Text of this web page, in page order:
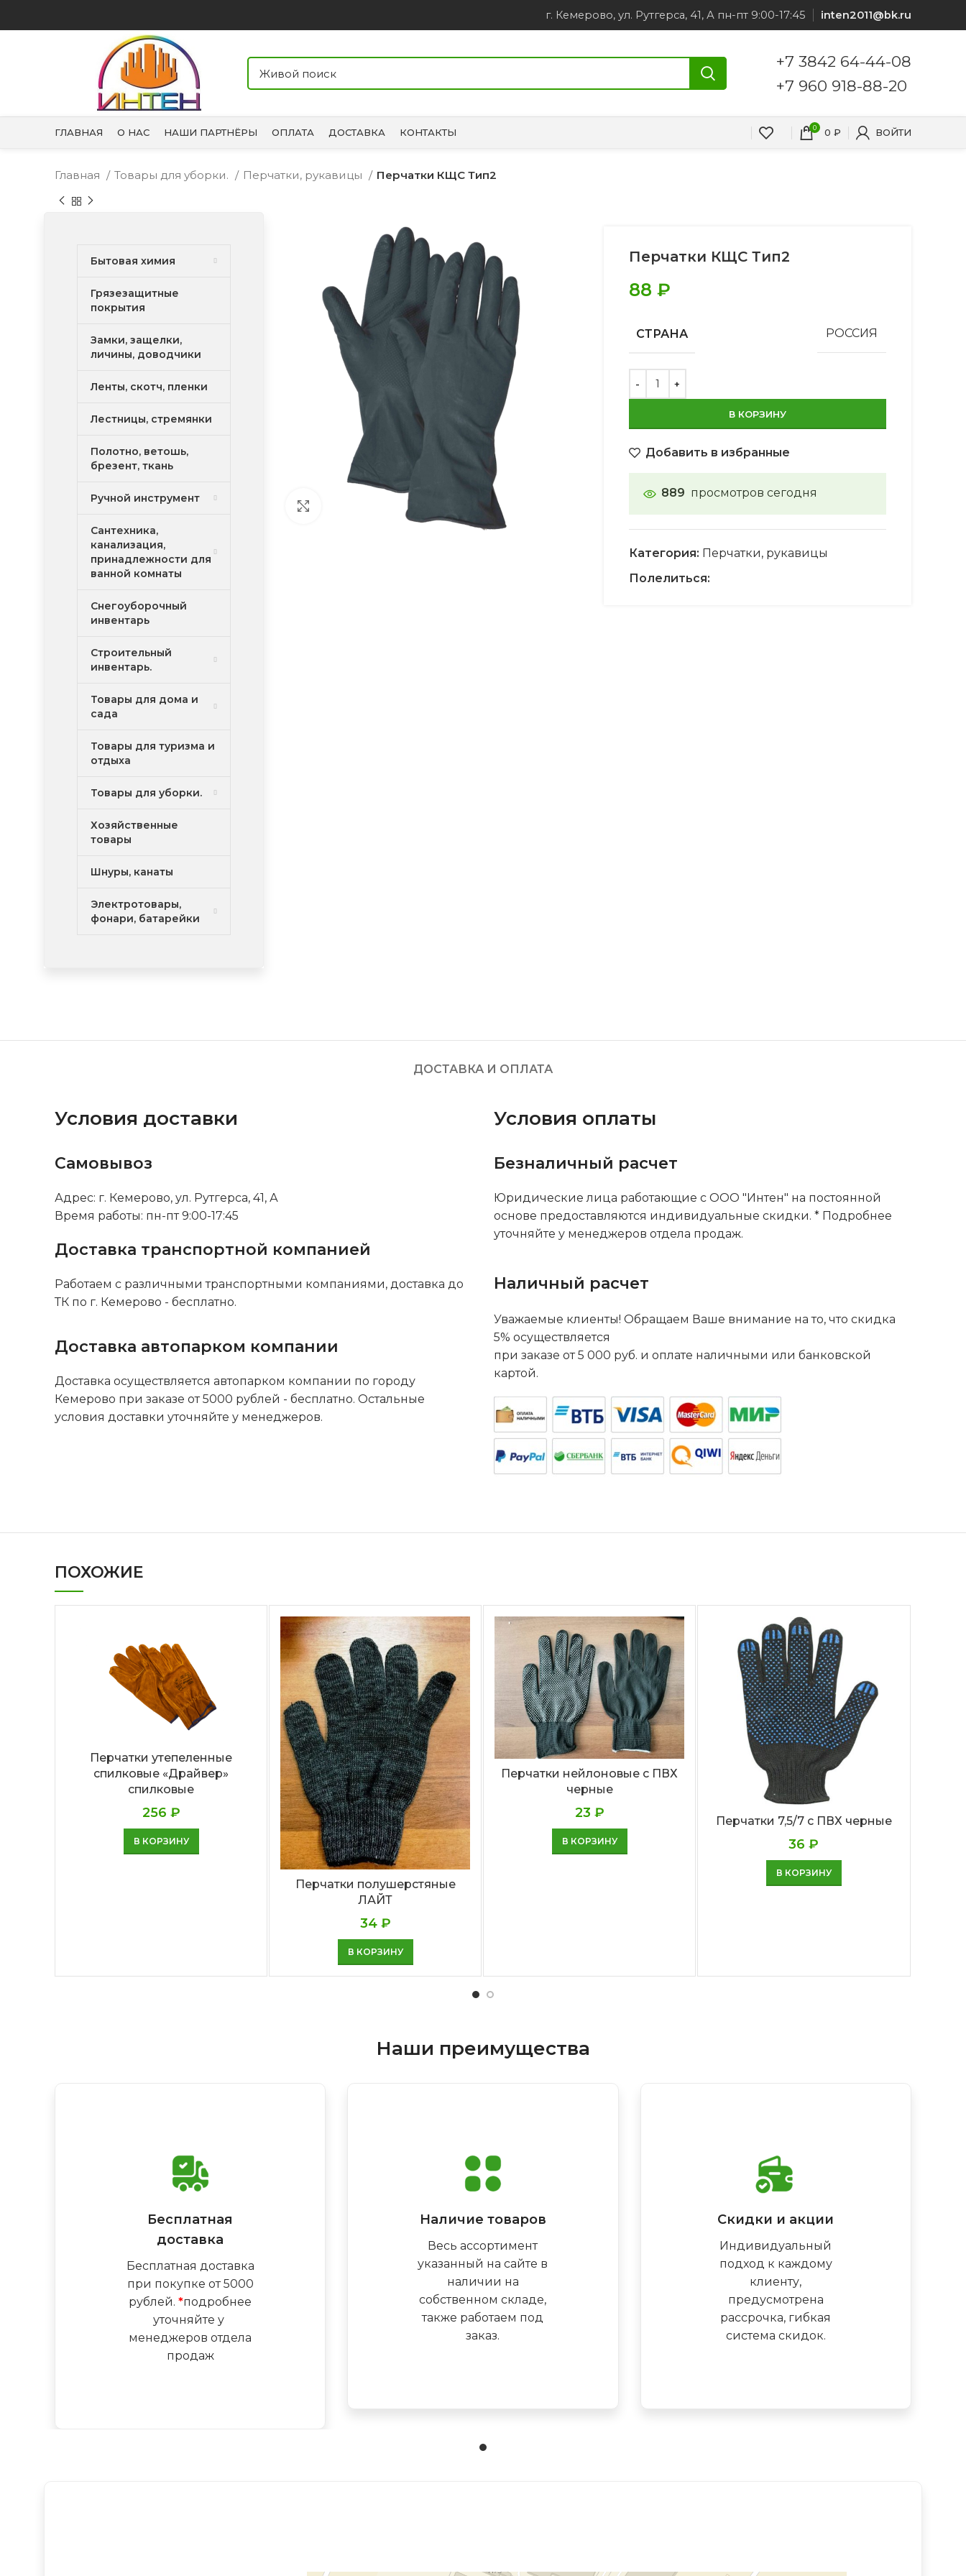
г. Кемерово, ул. Рутгерса, 41, А пн-пт 9:00-17:45 inten2011@bk.ru
+7 3842 64-44-08
+7 960 918-88-20
ГЛАВНАЯ О НАС НАШИ ПАРТНЁРЫ ОПЛАТА ДОСТАВКА КОНТАКТЫ 0 0 ₽ ВОЙТИ
Главная Товары для уборки. Перчатки, рукавицы Перчатки КЩС Тип2
Перчатки КЩС Тип2
88 ₽
СТРАНА РОССИЯ
В КОРЗИНУ
Добавить в избранные
889 просмотров сегодня
Категория: Перчатки, рукавицы
Полелиться:
Бытовая химия
Грязезащитные
покрытия
Замки, защелки,
личины, доводчики
Ленты, скотч, пленки
Лестницы, стремянки
Полотно, ветошь,
брезент, ткань
Ручной инструмент
Сантехника,
канализация,
принадлежности для
ванной комнаты
Снегоуборочный
инвентарь
Строительный
инвентарь.
Товары для дома и
сада
Товары для туризма и
отдыха
Товары для уборки.
Хозяйственные
товары
Шнуры, канаты
Электротовары,
фонари, батарейки
ДОСТАВКА И ОПЛАТА
Условия доставки
Самовывоз
Адрес: г. Кемерово, ул. Рутгерса, 41, А
Время работы: пн-пт 9:00-17:45
Доставка транспортной компанией
Работаем с различными транспортными компаниями, доставка до
ТК по г. Кемерово - бесплатно.
Доставка автопарком компании
Доставка осуществляется автопарком компании по городу
Кемерово при заказе от 5000 рублей - бесплатно. Остальные
условия доставки уточняйте у менеджеров.
Условия оплаты
Безналичный расчет
Юридические лица работающие с ООО "Интен" на постоянной
основе предоставляются индивидуальные скидки. * Подробнее
уточняйте у менеджеров отдела продаж.
Наличный расчет
Уважаемые клиенты! Обращаем Ваше внимание на то, что скидка
5% осуществляется
при заказе от 5 000 руб. и оплате наличными или банковской
картой.
ПОХОЖИЕ
Перчатки утепеленные
спилковые «Драйвер»
спилковые
256 ₽
В КОРЗИНУ
Перчатки полушерстяные
ЛАЙТ
34 ₽
В КОРЗИНУ
Перчатки нейлоновые с ПВХ
черные
23 ₽
В КОРЗИНУ
Перчатки 7,5/7 с ПВХ черные
36₽
В КОРЗИНУ
Наши преимущества
Бесплатная
доставка
Бесплатная доставка
при покупке от 5000
рублей.*подробнее
уточняйте у
менеджеров отдела
продаж
Наличие товаров
Весь ассортимент
указанный на сайте в
наличии на
собственном складе,
также работаем под
заказ.
Скидки и акции
Индивидуальный
подход к каждому
клиенту,
предусмотрена
рассрочка, гибкая
система скидок.